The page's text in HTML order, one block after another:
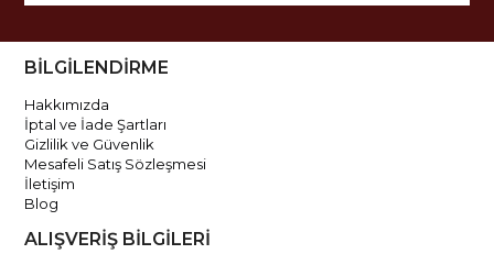
BİLGİLENDİRME
Hakkımızda
İptal ve İade Şartları
Gizlilik ve Güvenlik
Mesafeli Satış Sözleşmesi
İletişim
Blog
ALIŞVERİŞ BİLGİLERİ